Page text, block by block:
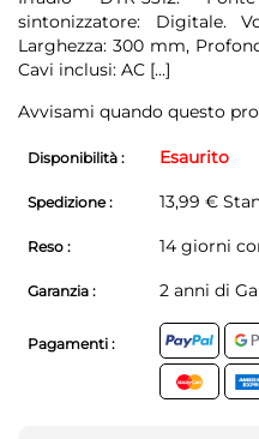
sintonizzatore: Digitale.
Larghezza: 300 mm,
Cavi inclusi: AC [...]
Avvisami quando questo
Disponibilità : Esaurito
Spedizione : 13,99 €
Reso : 14 giorni
Garanzia : 2 anni di
Pagamenti :